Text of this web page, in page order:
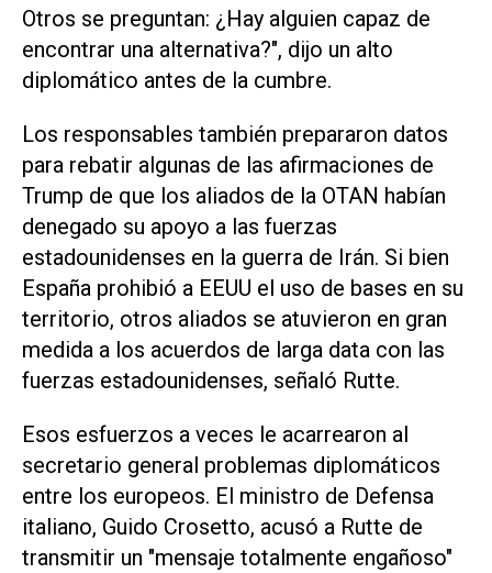
Otros se preguntan: ¿Hay alguien capaz de
encontrar una alternativa?", ‌dijo un alto
diplomático antes de la cumbre.
Los responsables también prepararon datos
para rebatir algunas de las afirmaciones de
Trump de que los aliados de la OTAN habían
denegado su apoyo a las fuerzas
estadounidenses en la guerra de Irán. Si bien
España prohibió a EEUU el uso ‌de bases en su
territorio, ⁠otros aliados se atuvieron en gran
medida a los acuerdos de larga data con las
fuerzas estadounidenses, señaló Rutte.
Esos esfuerzos a veces le acarrearon al
secretario general problemas diplomáticos
entre los europeos. El ministro de Defensa
italiano, ​Guido Crosetto, acusó a Rutte de
transmitir un "mensaje totalmente engañoso"